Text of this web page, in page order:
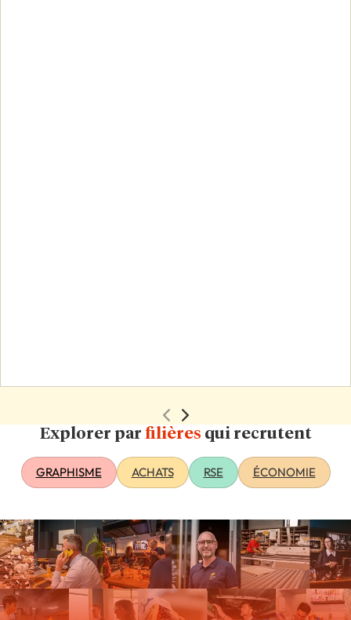
Explorer par filières qui recrutent
GRAPHISME ACHATS RSE ÉCONOMIE